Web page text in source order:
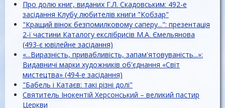
Про долю книг, виданих Г.Л. Скадовським: 492-е
засідання Клубу любителів книги "Кобзар"
"Кращий вінок безпомилковому саперу...": презентація
2-ї частини Каталогу екслібрисів М.А. Ємельянова
(493-є ювілейне засідання)
«...Виразність, привабливість, запам'ятовуваність...»:
Видавничі марки художників об'єднання «Світ
мистецтва» (494-е засідання)
"Бабель і Катаєв: такі різні долі"
Святитель Інокентій Херсонський – великий пастир
Церкви